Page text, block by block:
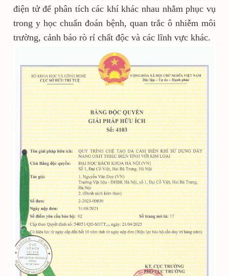
điện tử để phân tích các khí khác nhau nhằm phục vụ
trong y học chuẩn đoán bệnh, quan trắc ô nhiễm môi
trường, cảnh báo rò rỉ chất độc và các lĩnh vực khác.